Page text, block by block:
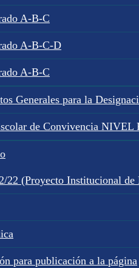
A-B-C
A-B-C-D
A-B-C
Generales para la
de Convivencia
22 (Proyecto Institucional de
para publicación a la página